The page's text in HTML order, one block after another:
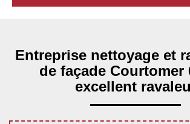
Entreprise nettoyage et
de façade Courtomer
excellent